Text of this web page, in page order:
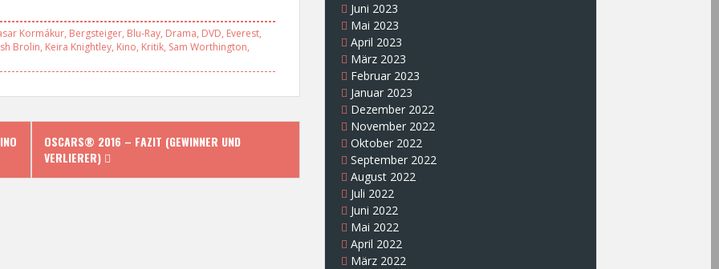
Kormákur, Bergsteiger, Blu-Ray, Drama, DVD, Everest,
Brolin, Keira Knightley, Kino, Kritik, Sam Worthington,
OSCARS® 2016 – FAZIT (GEWINNER UND
VERLIERER)
Juni 2023
Mai 2023
April 2023
März 2023
Februar 2023
Januar 2023
Dezember 2022
November 2022
Oktober 2022
September 2022
August 2022
Juli 2022
Juni 2022
Mai 2022
April 2022
März 2022